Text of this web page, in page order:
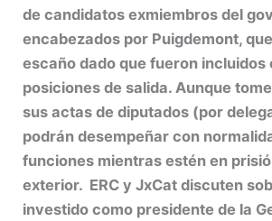
de candidatos exmiembros del
encabezados por Puigdemont,
escaño dado que fueron incluidos
posiciones de salida. Aunque
sus actas de diputados (por
podrán desempeñar con
funciones mientras estén en
exterior. ERC y JxCat discuten
investido como presidente de la